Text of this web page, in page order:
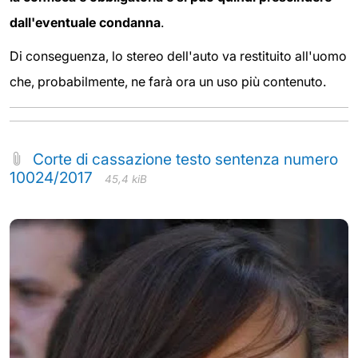
dall'eventuale condanna.
Di conseguenza, lo stereo dell'auto va restituito all'uomo
che, probabilmente, ne farà ora un uso più contenuto.
Corte di cassazione testo sentenza numero
10024/2017
45,4 kiB